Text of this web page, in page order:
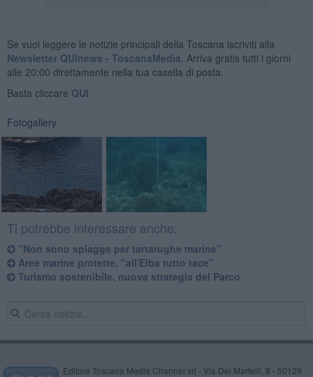
Se vuoi leggere le notizie principali della Toscana iscriviti alla
Newsletter QUInews - ToscanaMedia. Arriva gratis tutti i giorni
alle 20:00 direttamente nella tua casella di posta.
Basta cliccare QUI
Fotogallery
Ti potrebbe interessare anche:
"Non sono spiagge per tartarughe marine"
Aree marine protette, "all'Elba tutto tace"
Turismo sostenibile, nuova strategia del Parco
Editore Toscana Media Channel srl - Via Dei Martelli, 8 - 50129